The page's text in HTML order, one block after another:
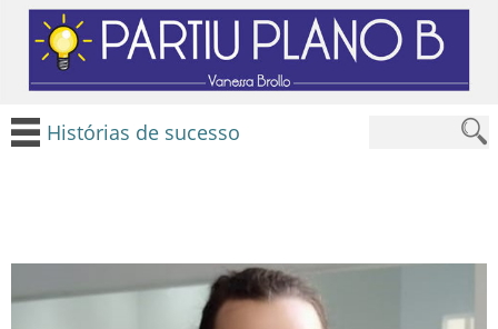
Histórias de sucesso